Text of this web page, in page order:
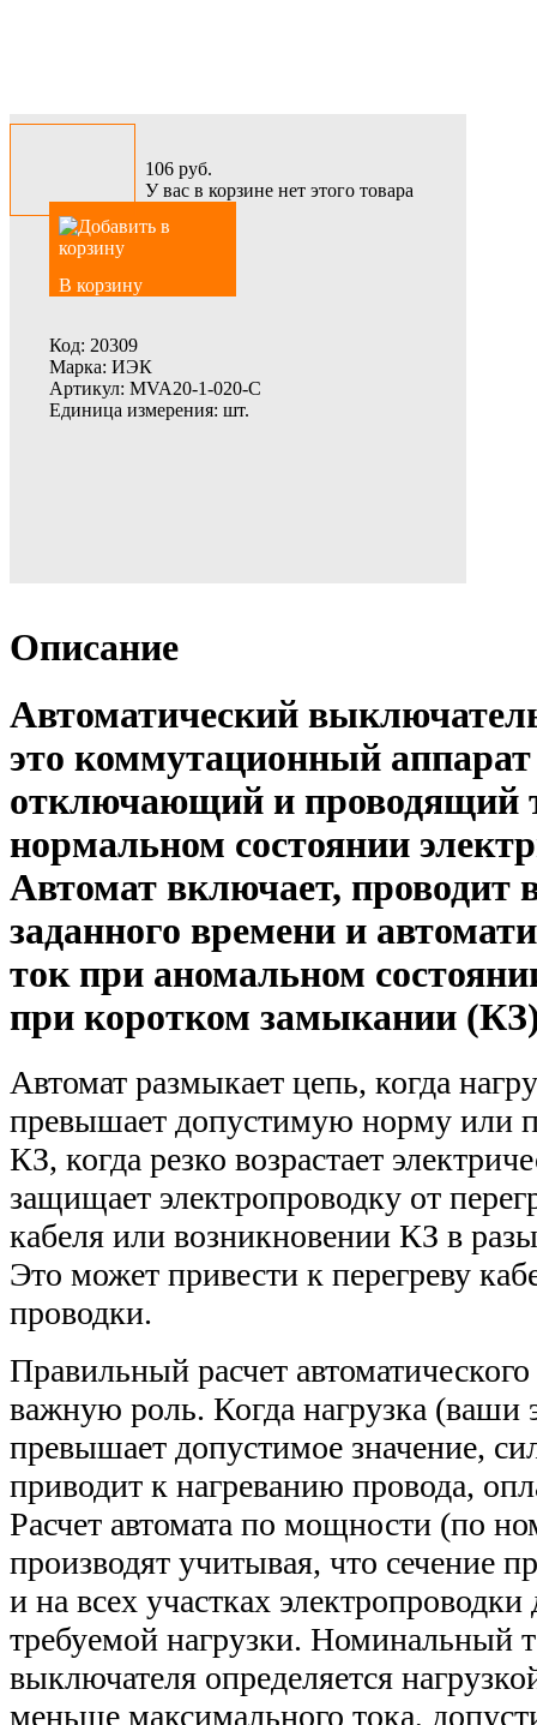
106 руб.
У вас в корзине нет этого товара
В корзину
Код: 20309
Марка: ИЭК
Артикул: MVA20-1-020-C
Единица измерения: шт.
Описание
Автоматический
это коммутационный
отключающий и проводящий
нормальном состоянии
Автомат включает, проводит
заданного времени и
ток при аномальном
при коротком замыкании
Автомат размыкает цепь, когда
превышает допустимую норму или
КЗ, когда резко возрастает
защищает электропроводку от
кабеля или возникновении КЗ в разы
Это может привести к перегреву
проводки.
Правильный расчет
важную роль. Когда нагрузка (ваши
превышает допустимое значение,
приводит к нагреванию провода,
Расчет автомата по мощности (по
производят учитывая, что сечение
и на всех участках электропроводки
требуемой нагрузки. Номинальный
выключателя определяется
меньше максимального тока,